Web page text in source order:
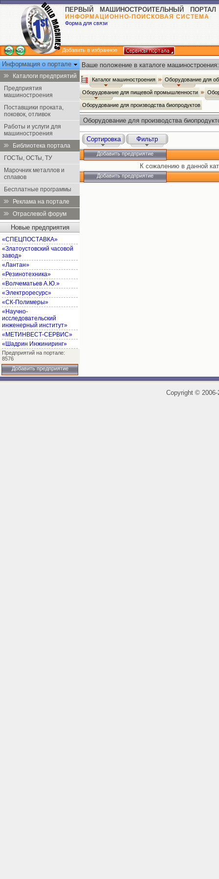
ПЕРВЫЙ МАШИНОСТРОИТЕЛЬНЫЙ ПОРТАЛ
ИНФОРМАЦИОННО-ПОИСКОВАЯ СИСТЕМА
Форма для связи
Добавить в избранное
Информация о портале
Каталоги предприятий
Предприятия
машиностроения
Поставщики проката,
поковок, отливок
Работы и услуги для
машиностроения
Библиотека портала
ГОСТы, ОСТы, ТУ
Марочник металлов и
сплавов
Бесплатные программы
Реклама на портале
Отраслевой форум
Новые предприятия
«СПЕЦПОСТАВКА»
«Златоустовский часовой
завод»
«Лантан»
«Резинотехника»
«Волчематьев А.Ю.»
«Электроресурс»
«СК-Полимеры»
«Научно-
исследовательский
инженерный институт»
«МЕТИНВЕСТ-СЕРВИС»
«Шадрин Инжиниринг»
Предприятий на портале:
8576
Добавить предприятие
Ваше положение в каталоге машиностроения:
Каталог машиностроения Оборудование для
Оборудование для пищевой промышленности
Оборудование для производства биопродуктов
Оборудование для производства
Сортировка Фильтр
Добавить предприятие
К сожалению в данной
Добавить предприятие
Copyright ©